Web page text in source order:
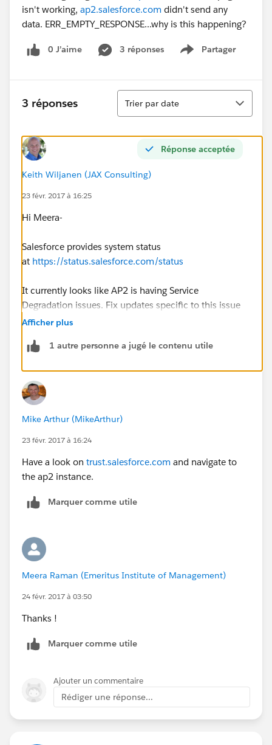
isn't working, ap2.salesforce.com didn't send any
data. ERR_EMPTY_RESPONSE...why is this happening?
0 J’aime 3 réponses Partager
Show menu
3 réponses
Tri
Trier par date
Réponse acceptée
Keith Wiljanen (JAX Consulting)
23 févr. 2017 à 16:25
Hi Meera-
Salesforce provides system status
at https://status.salesforce.com/status
It currently looks like AP2 is having Service
Degradation issues. Fix updates specific to this issue
can be found
nts/588
Salesforce is good at quickly providing updates in
these types of situations, so check back frequently for
new info.
Afficher plus
1 autre personne a jugé le contenu utile
Mike Arthur (MikeArthur)
23 févr. 2017 à 16:24
Have a look on trust.salesforce.com and navigate to
the ap2 instance.
Marquer comme utile
Meera Raman (Emeritus Institute of Management)
24 févr. 2017 à 03:50
Thanks !
Marquer comme utile
Ajouter un commentaire
Rédiger une réponse...